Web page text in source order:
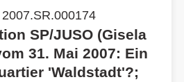
SP/JUSO (Gisela
31. Mai 2007: Ein
'Waldstadt'?;